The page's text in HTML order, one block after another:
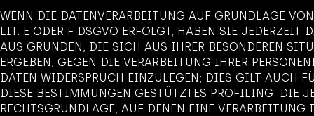
WENN DIE DATENVERARBEITUNG AUF GRUNDLAGE
LIT. E ODER F DSGVO ERFOLGT, HABEN SIE JEDERZEIT
AUS GRÜNDEN, DIE SICH AUS IHRER BESONDEREN
ERGEBEN, GEGEN DIE VERARBEITUNG IHRER
DATEN WIDERSPRUCH EINZULEGEN; DIES GILT AUCH
DIESE BESTIMMUNGEN GESTÜTZTES PROFILING. DIE
RECHTSGRUNDLAGE, AUF DENEN EINE VERARBEITUNG